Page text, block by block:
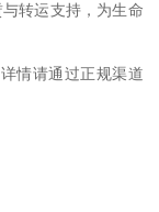
转运支持，为生命
情请通过正规渠道